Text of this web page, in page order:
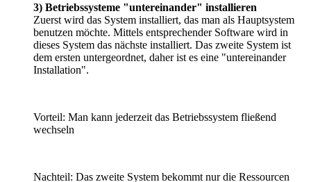
3) Betriebssysteme "untereinander" installieren
Zuerst wird das System installiert, das man als Hauptsystem
benutzen möchte. Mittels entsprechender Software wird in
dieses System das nächste installiert. Das zweite System ist
dem ersten untergeordnet, daher ist es eine "untereinander
Installation".
Vorteil: Man kann jederzeit das Betriebssystem fließend
wechseln
Nachteil: Das zweite System bekommt nur die Ressourcen